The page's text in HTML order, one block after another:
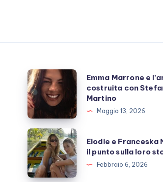
Emma
Marrone
e
l’amicizia
costruita
con
Stefano
De
Emma Marrone e
costruita con
Martino
Maggio 13, 2026
Elodie
e
Franceska
Nuredini,
Elodie e Franceska
il punto sulla loro
Febbraio 6, 2026